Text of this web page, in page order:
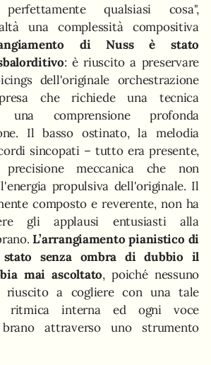
perfettamente qualsiasi cosa",
una complessità compositiva
di Nuss è stato
: è riuscito a preservare
dell'originale orchestrazione
che richiede una tecnica
comprensione profonda
Il basso ostinato, la melodia
sincopati – tutto era presente,
meccanica che non
propulsiva dell'originale. Il
composto e reverente, non ha
gli applausi entusiasti alla
L’arrangiamento pianistico di
senza ombra di dubbio il
mai ascoltato, poiché nessuno
riuscito a cogliere con una tale
ritmica interna ed ogni voce
attraverso uno strumento